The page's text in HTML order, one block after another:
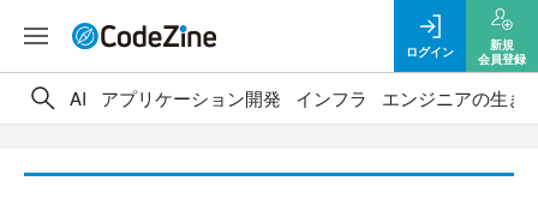
ログイン
新規
会員登録
AI アプリケーション開発 インフラ エンジニアの生き